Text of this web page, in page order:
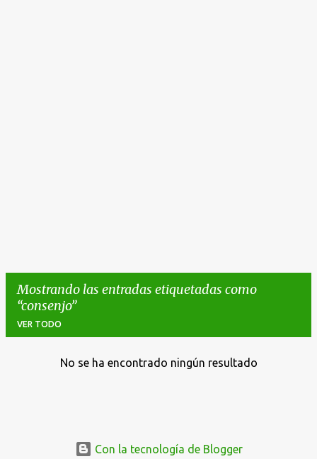
Mostrando las entradas etiquetadas como
consenjo
VER TODO
No se ha encontrado ningún resultado
Con la tecnología de Blogger